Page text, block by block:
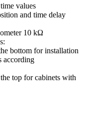
values
and time delay
10 kΩ
bottom for installation
according
top for cabinets with